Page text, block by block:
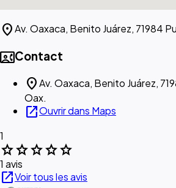
location_onAv. Oaxaca, Benito Juárez, 71984
contact_phoneContact
location_onAv. Oaxaca, Benito Juárez,
Oax.
open_in_newOuvrir dans Maps
1
starstarstarstarstar
1 avis
open_in_newVoir tous les avis